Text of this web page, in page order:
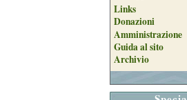
Links
Donazioni
Amministrazione
Guida al sito
Archivio